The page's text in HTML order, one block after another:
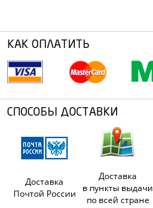
КАК ОПЛАТИТЬ
СПОСОБЫ ДОСТАВКИ
Доставка
Почтой России
Доставка
в пункты выдачи
по всей стране